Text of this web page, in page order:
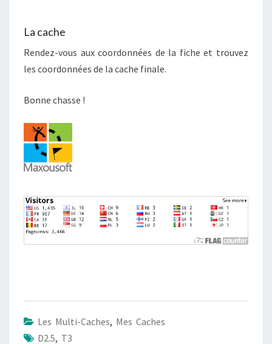
La cache
Rendez-vous aux coordonnées de la fiche et trouvez
les coordonnées de la cache finale.
Bonne chasse !
Les Multi-Caches, Mes Caches
D2.5, T3